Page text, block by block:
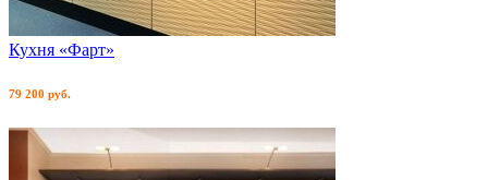
Кухня «Фарт»
79 200 руб.